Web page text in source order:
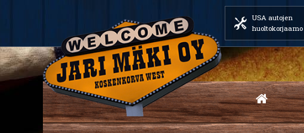
USA autojen
huoltokorjaamo